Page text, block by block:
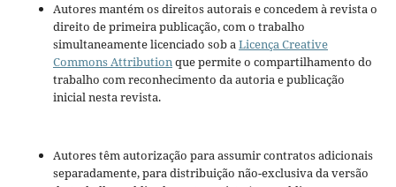
Autores mantém os direitos autorais e concedem à revista o
direito de primeira publicação, com o trabalho
simultaneamente licenciado sob aLicença Creative
Commons Attributionque permite o compartilhamento do
trabalho com reconhecimento da autoria e publicação
inicial nesta revista.
Autores têm autorização para assumir contratos adicionais
separadamente, para distribuição não-exclusiva da versão